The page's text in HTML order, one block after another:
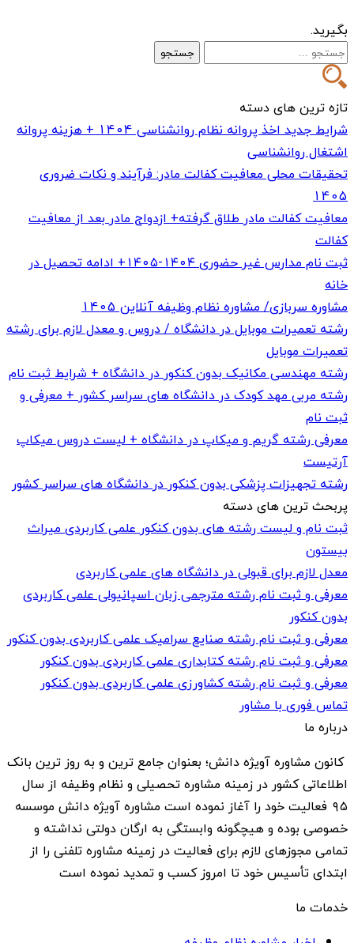
بگیرید.
جستجو
برای:
تازه ترین های دسته
شرایط جدید اخذ پروانه نظام روانشناسی 1404 + هزینه پروانه
اشتغال روانشناسی
تحقیقات محلی معافیت کفالت مادر: فرآیند و نکات ضروری
1405
معافیت کفالت مادر طلاق گرفته+ ازدواج مادر بعد از معافیت
کفالت
ثبت نام مدارس غیر حضوری ۱۴۰۴-۱۴۰۵+ ادامه تحصیل در
خانه
مشاوره سربازی/ مشاوره نظام وظیفه آنلاین 1405
رشته تعمیرات موبایل در دانشگاه / دروس و معدل لازم برای رشته
تعمیرات موبایل
رشته مهندسی مکانیک بدون کنکور در دانشگاه + شرایط ثبت نام
رشته مربی مهد کودک در دانشگاه های سراسر کشور + معرفی و
ثبت نام
معرفی رشته گریم و میکاپ در دانشگاه + لیست دروس میکاپ
آرتیست
رشته تجهیزات پزشکی بدون کنکور در دانشگاه های سراسر کشور
پربحث ترین های دسته
ثبت نام و لیست رشته های بدون کنکور علمی کاربردی میراث
بیستون
معدل لازم برای قبولی در دانشگاه های علمی کاربردی
معرفی و ثبت نام رشته مترجمی زبان اسپانیولی علمی کاربردی
بدون کنکور
معرفی و ثبت نام رشته صنایع سرامیک علمی کاربردی بدون کنکور
معرفی و ثبت نام رشته کتابداری علمی کاربردی بدون کنکور
معرفی و ثبت نام رشته کشاورزی علمی کاربردی بدون کنکور
تماس فوری با مشاور
درباره ما
کانون مشاوره آویژه دانش؛ بعنوان جامع ترین و به روز ترین بانک
اطلاعاتی کشور در زمینه مشاوره تحصیلی و نظام وظیفه از سال
۹۵ فعالیت خود را آغاز نموده است مشاوره آویژه دانش موسسه
خصوصی بوده و هیچگونه وابستگی به ارگان دولتی نداشته و
تمامی مجوزهای لازم برای فعالیت در زمینه مشاوره تلفنی را از
ابتدای تأسیس خود تا امروز کسب و تمدید نموده است
خدمات ما